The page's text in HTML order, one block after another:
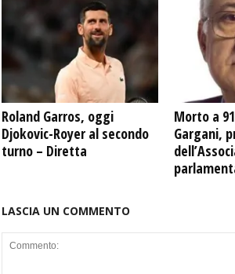
Roland Garros, oggi
Djokovic-Royer al secondo
turno – Diretta
Morto a
Gargani,
LASCIA UN COMMENTO